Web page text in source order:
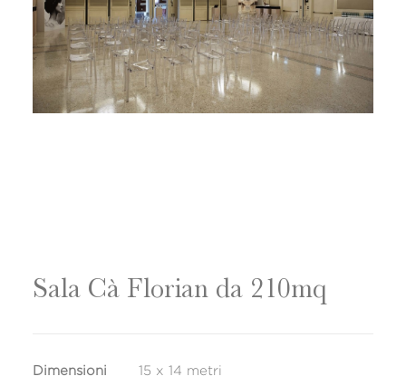
Sala Cà Florian da 210mq
Dimensioni
15 x 14 metri